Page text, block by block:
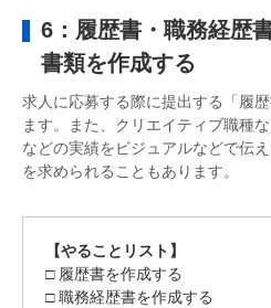
6：履歴書・職務経歴
書類を作成する
求人に応募する際に提出する「履
ます。また、クリエイティブ職種
などの実績をビジュアルなどで伝
を求められることもあります。
【やることリスト】
□ 履歴書を作成する
□ 職務経歴書を作成する